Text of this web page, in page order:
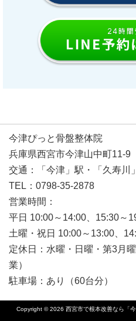
今津ぴっと骨盤整体院
兵庫県西宮市今津山中町11-
交通：「今津」駅・「久寿川
TEL：0798-35-2878
営業時間：
平日 10:00～14:00、15:30～
土曜・祝日 10:00～13:00、
定休日：水曜・日曜・第3月
業）
駐車場：あり（60台分）
Copyright © 2026 西宮市で根本改善なら「